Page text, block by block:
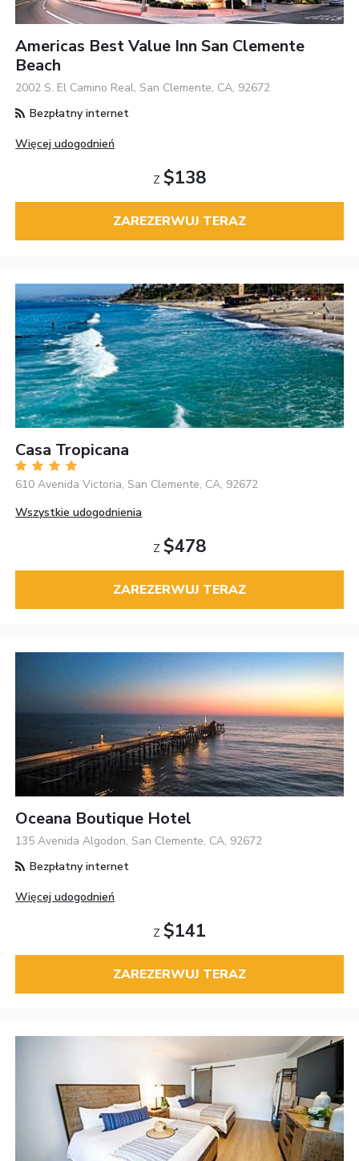
Americas Best Value Inn San Clemente
Beach
2002 S. El Camino Real, San Clemente, CA, 92672
Bezpłatny internet
Więcej udogodnień
Z $138
ZAREZERWUJ TERAZ
Casa Tropicana
610 Avenida Victoria, San Clemente, CA, 92672
Wszystkie udogodnienia
Z $478
ZAREZERWUJ TERAZ
Oceana Boutique Hotel
135 Avenida Algodon, San Clemente, CA, 92672
Bezpłatny internet
Więcej udogodnień
Z $141
ZAREZERWUJ TERAZ